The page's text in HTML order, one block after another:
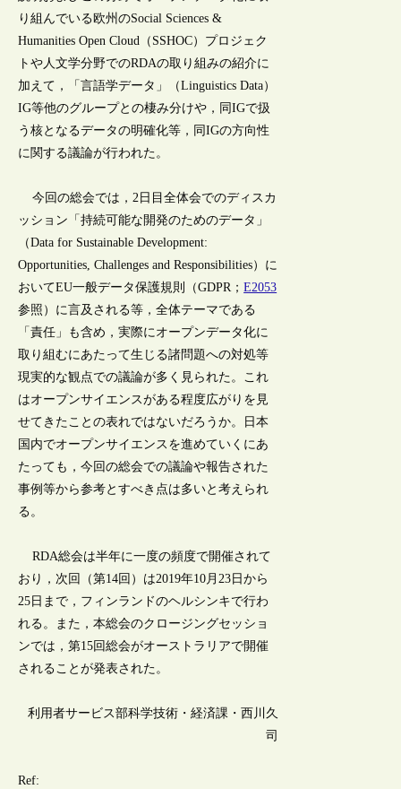
り組んでいる欧州のSocial Sciences &
Humanities Open Cloud（SSHOC）プロジェク
トや人文学分野でのRDAの取り組みの紹介に
加えて，「言語学データ」（Linguistics Data）
IG等他のグループとの棲み分けや，同IGで扱
う核となるデータの明確化等，同IGの方向性
に関する議論が行われた。
今回の総会では，2日目全体会でのディスカ
ッション「持続可能な開発のためのデータ」
（Data for Sustainable Development:
Opportunities, Challenges and Responsibilities）に
おいてEU一般データ保護規則（GDPR；E2053
参照）に言及される等，全体テーマである
「責任」も含め，実際にオープンデータ化に
取り組むにあたって生じる諸問題への対処等
現実的な観点での議論が多く見られた。これ
はオープンサイエンスがある程度広がりを見
せてきたことの表れではないだろうか。日本
国内でオープンサイエンスを進めていくにあ
たっても，今回の総会での議論や報告された
事例等から参考とすべき点は多いと考えられ
る。
RDA総会は半年に一度の頻度で開催されて
おり，次回（第14回）は2019年10月23日から
25日まで，フィンランドのヘルシンキで行わ
れる。また，本総会のクロージングセッショ
ンでは，第15回総会がオーストラリアで開催
されることが発表された。
利用者サービス部科学技術・経済課・西川久
司
Ref: